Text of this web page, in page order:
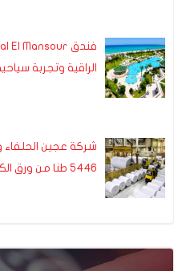
الراقية وتجربة
شركة عجين الحلفاء
5446 طنا من ورق الكتاب المدرسي وتؤمّن كامل…